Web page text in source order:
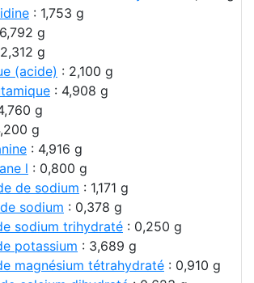
: 1,753 g
g
g
(acide) : 2,100 g
: 4,908 g
g
g
: 4,916 g
l : 0,800 g
de sodium : 1,171 g
sodium : 0,378 g
sodium trihydraté : 0,250 g
potassium : 3,689 g
magnésium tétrahydraté : 0,910 g